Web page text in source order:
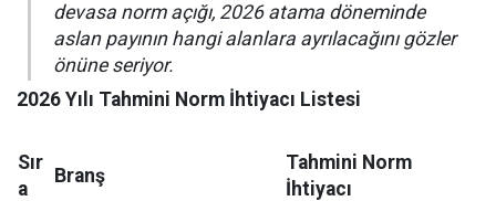
devasa norm açığı, 2026 atama döneminde
aslan payının hangi alanlara ayrılacağını gözler
önüne seriyor.
2026 Yılı Tahmini Norm İhtiyacı Listesi
Sır
a
Branş
Tahmini Norm
İhtiyacı